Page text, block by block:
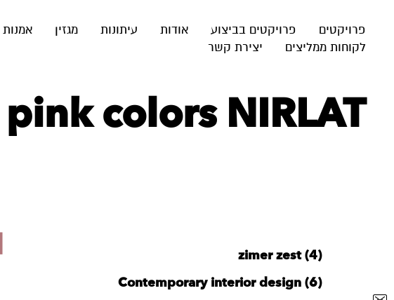
פרויקטים פרויקטים בביצוע אודות עיתונות מגזין אמנות
לקוחות ממליצים
יצירת קשר
colors NIRLAT
zimer zest (4)
Contemporary interior design (6)